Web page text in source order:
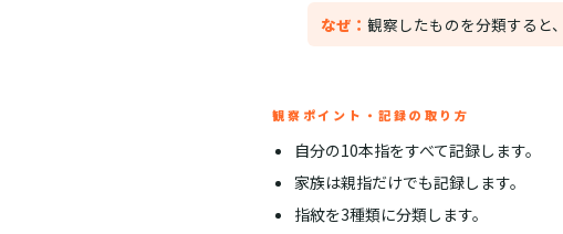
なぜ： 観察したものを分類すると
観察ポイント・記録の取り方
自分の10本指をすべて記録します。
家族は親指だけでも記録します。
指紋を3種類に分類します。